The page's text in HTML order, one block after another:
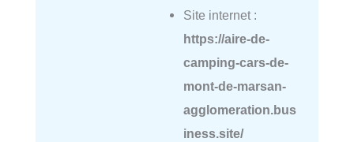
Site internet :
https://aire-de-
camping-cars-de-
mont-de-marsan-
agglomeration.bus
iness.site/